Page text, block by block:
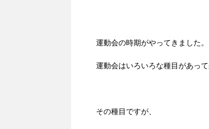
運動会の時期がやってきました。
運動会はいろいろな種目があっ
その種目ですが、